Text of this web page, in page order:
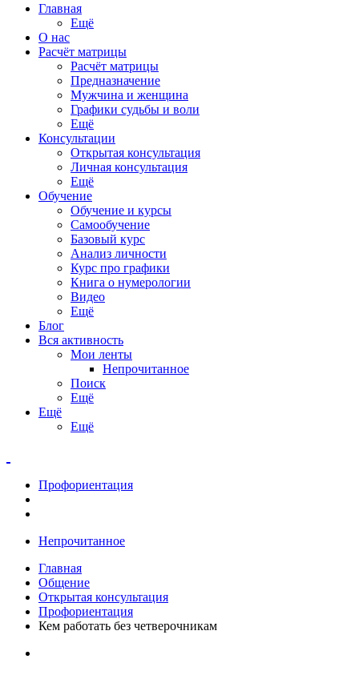
Главная
Ещё
О нас
Расчёт матрицы
Расчёт матрицы
Предназначение
Мужчина и женщина
Графики судьбы и воли
Ещё
Консультации
Открытая консультация
Личная консультация
Ещё
Обучение
Обучение и курсы
Самообучение
Базовый курс
Анализ личности
Курс про графики
Книга о нумерологии
Видео
Ещё
Блог
Вся активность
Мои ленты
Непрочитанное
Поиск
Ещё
Ещё
Ещё
Профориентация
Непрочитанное
Главная
Общение
Открытая консультация
Профориентация
Кем работать без четверочникам